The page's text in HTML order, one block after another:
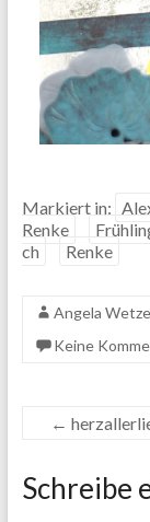
Markiert in:
Renke
ch
Renke
Angela
Keine
←
Schreibe